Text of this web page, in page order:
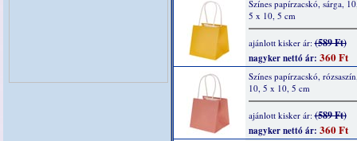
Színes papírzacskó, sárga,
5 x 10, 5 cm
ajánlott kisker ár:(589 Ft)
nagyker nettó ár: 360 Ft
Színes papírzacskó,
10, 5 x 10, 5 cm
ajánlott kisker ár:(589 Ft)
nagyker nettó ár: 360 Ft